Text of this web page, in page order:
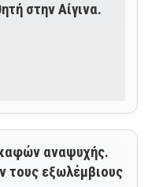
στην Αίγινα.
αναψυχής.
τους εξωλέμβιους